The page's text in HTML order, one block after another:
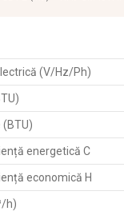
(V/Hz/Ph)
(BTU)
energetică C
economică H
h)